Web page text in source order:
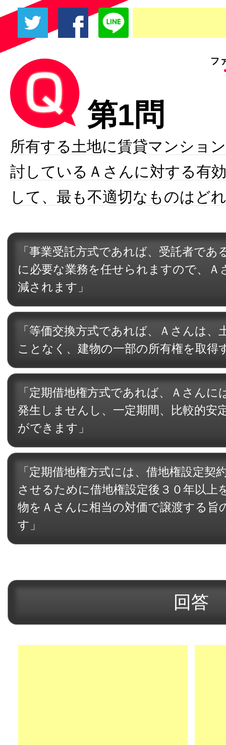
フ
第1問
所有する土地に賃貸マンショ
討しているＡさんに対する有
して、最も不適切なものはど
「事業受託方式であれば、受託者であ
に必要な業務を任せられますので、
減されます」
「等価交換方式であれば、Ａさんは
ことなく、建物の一部の所有権を取得
「定期借地権方式であれば、Ａさん
発生しませんし、一定期間、比較的安
ができます」
「定期借地権方式には、借地権設定契
させるために借地権設定後３０年以上
物をＡさんに相当の対価で譲渡する旨
す」